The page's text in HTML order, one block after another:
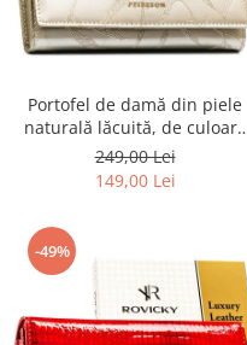
Portofel de damă din piele
naturală lăcuită, de culoare
bej, cu închidere cu capsă -
Peterson
249,00 Lei
149,00 Lei
-49%